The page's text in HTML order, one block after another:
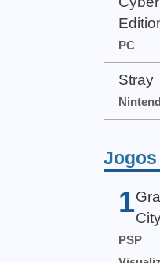
PC
Stray
Jogos
1
PSP